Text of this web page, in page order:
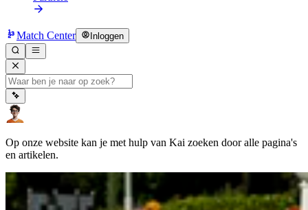
Match Center Inloggen
Op onze website kan je met hulp van Kai zoeken door alle pagina's
en artikelen.